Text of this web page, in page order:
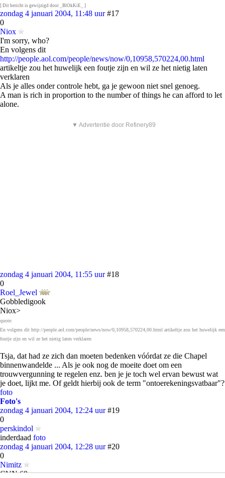
[ Dit bericht is gewijzigd door _BlOkKiE_ ]
zondag 4 januari 2004, 11:48 uur #17
0
Niox
I'm sorry, who?
En volgens dit
http://people.aol.com/people/news/now/0,10958,570224,00.html
artikeltje zou het huwelijk een foutje zijn en wil ze het nietig laten
verklaren
Als je alles onder controle hebt, ga je gewoon niet snel genoeg.
A man is rich in proportion to the number of things he can afford to let
alone.
▼ Advertentie door Refinery89
zondag 4 januari 2004, 11:55 uur #18
0
Roel_Jewel
Gobbledigook
Niox>
quote:
En volgens dit http://people.aol.com/people/news/now/0,10958,570224,00.html artikeltje zou het huwelijk een
foutje zijn en wil ze het nietig laten verklaren
Tsja, dat had ze zich dan moeten bedenken vóórdat ze die Chapel
binnenwandelde ... Als je ook nog de moeite doet om een
trouwvergunning te regelen enz. ben je je toch wel ervan bewust wat
je doet, lijkt me. Of geldt hierbij ook de term "ontoerekeningsvatbaar"?
foto
Foto's
zondag 4 januari 2004, 12:24 uur #19
0
perskindol
inderdaad foto
zondag 4 januari 2004, 12:28 uur #20
0
Nimitz
CVN 68